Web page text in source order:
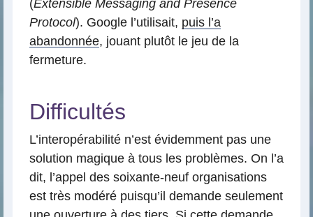
(Extensible Messaging and Presence
Protocol). Google l’utilisait, puis l’a
abandonnée, jouant plutôt le jeu de la
fermeture.
Difficultés
L’interopérabilité n’est évidemment pas une
solution magique à tous les problèmes. On l’a
dit, l’appel des soixante-neuf organisations
est très modéré puisqu’il demande seulement